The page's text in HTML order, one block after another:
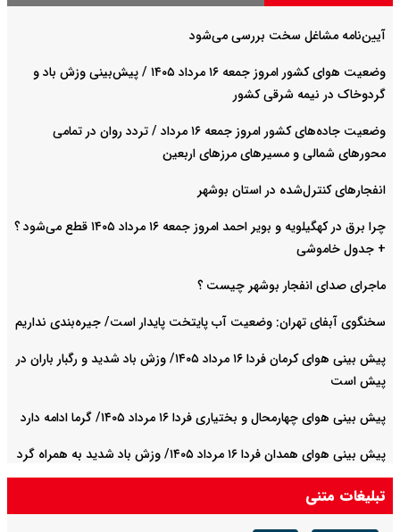
آیین‌نامه مشاغل سخت بررسی می‌شود
وضعیت هوای کشور امروز جمعه ۱۶ مرداد ۱۴۰۵ / پیش‌بینی وزش باد و
گردوخاک در نیمه شرقی کشور
وضعیت جاده‌های کشور امروز جمعه ۱۶ مرداد / تردد روان در تمامی
محورهای شمالی و مسیرهای مرزهای اربعین
انفجارهای کنترل‌شده در استان بوشهر
چرا برق در کهگیلویه و بویر احمد امروز جمعه ۱۶ مرداد ۱۴۰۵ قطع می‌شود ؟
+ جدول خاموشی
ماجرای صدای انفجار بوشهر چیست ؟
سخنگوی آبفای تهران: وضعیت آب پایتخت پایدار است/ جیره‌بندی نداریم
پیش بینی هوای کرمان فردا ۱۶ مرداد ۱۴۰۵/ وزش باد شدید و رگبار باران در
پیش است
پیش بینی هوای چهارمحال و بختیاری فردا ۱۶ مرداد ۱۴۰۵/ گرما ادامه دارد
پیش بینی هوای همدان فردا ۱۶ مرداد ۱۴۰۵/ وزش باد شدید به همراه گرد
و غبار
تبلیغات متنی